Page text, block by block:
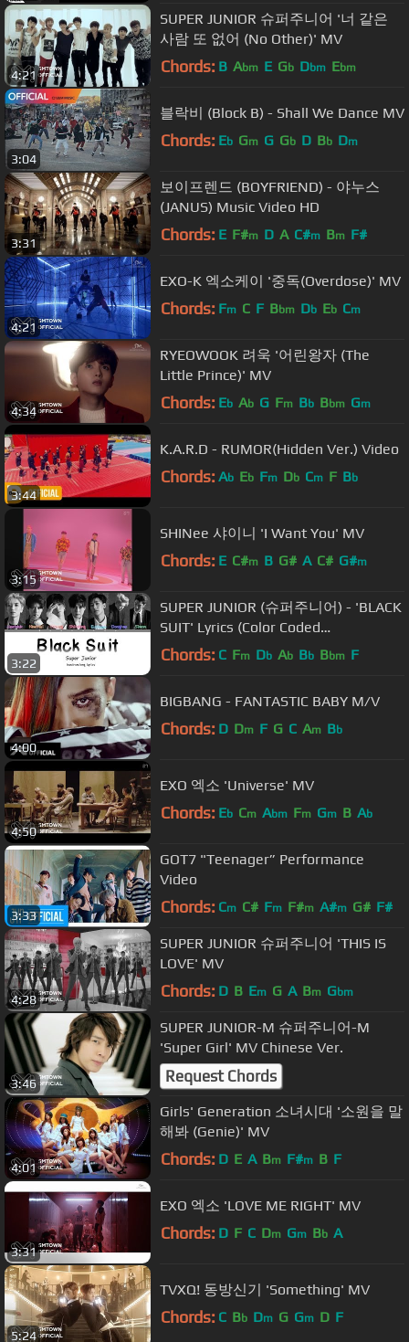
4:21
SUPER JUNIOR 슈퍼주니어 '너 같은
사람 또 없어 (No Other)' MV
Chords: B Abm E Gb Dbm Ebm
3:04
블락비 (Block B) - Shall We Dance MV
Chords: Eb Gm G Gb D Bb Dm
3:31
보이프렌드 (BOYFRIEND) - 야누스
(JANUS) Music Video HD
Chords: E F#m D A C#m Bm F#
4:21
EXO-K 엑소케이 '중독(Overdose)' MV
Chords: Fm C F Bbm Db Eb Cm
4:34
RYEOWOOK 려욱 '어린왕자 (The
Little Prince)' MV
Chords: Eb Ab G Fm Bb Bbm Gm
3:44
K.A.R.D - RUMOR(Hidden Ver.) Video
Chords: Ab Eb Fm Db Cm F Bb
3:15
SHINee 샤이니 'I Want You' MV
Chords: E C#m B G# A C# G#m
3:22
SUPER JUNIOR (슈퍼주니어) - 'BLACK
SUIT' Lyrics (Color Coded
Han/Rom/Eng/가사) | by deu cutae
Chords: C Fm Db Ab Bb Bbm F
4:00
BIGBANG - FANTASTIC BABY M/V
Chords: D Dm F G C Am Bb
4:50
EXO 엑소 'Universe' MV
Chords: Eb Cm Abm Fm Gm B Ab
3:33
GOT7 "Teenager” Performance
Video
Chords: Cm C# Fm F#m A#m G# F#
4:28
SUPER JUNIOR 슈퍼주니어 'THIS IS
LOVE' MV
Chords: D B Em G A Bm Gbm
3:46
SUPER JUNIOR-M 슈퍼주니어-M
'Super Girl' MV Chinese Ver.
Request Chords
4:01
Girls' Generation 소녀시대 '소원을 말
해봐 (Genie)' MV
Chords: D E A Bm F#m B F
3:31
EXO 엑소 'LOVE ME RIGHT' MV
Chords: D F C Dm Gm Bb A
5:24
TVXQ! 동방신기 'Something' MV
Chords: C Bb Dm G Gm D F